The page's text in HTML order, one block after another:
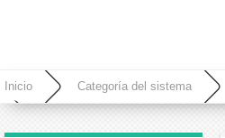
Inicio Categoría del sistema